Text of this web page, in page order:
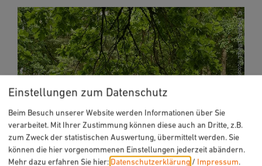
Einstellungen zum Datenschutz
Beim Besuch unserer Website werden Informationen über Sie
verarbeitet. Mit Ihrer Zustimmung können diese auch an Dritte, z.B.
zum Zweck der statistischen Auswertung, übermittelt werden. Sie
können die hier vorgenommenen Einstellungen jederzeit abändern.
Mehr dazu erfahren Sie hier:Datenschutzerklärung / Impressum.